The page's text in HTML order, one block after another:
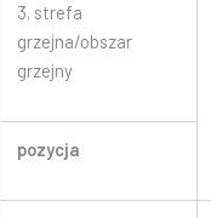
3. strefa
grzejna/obszar
grzejny
pozycja